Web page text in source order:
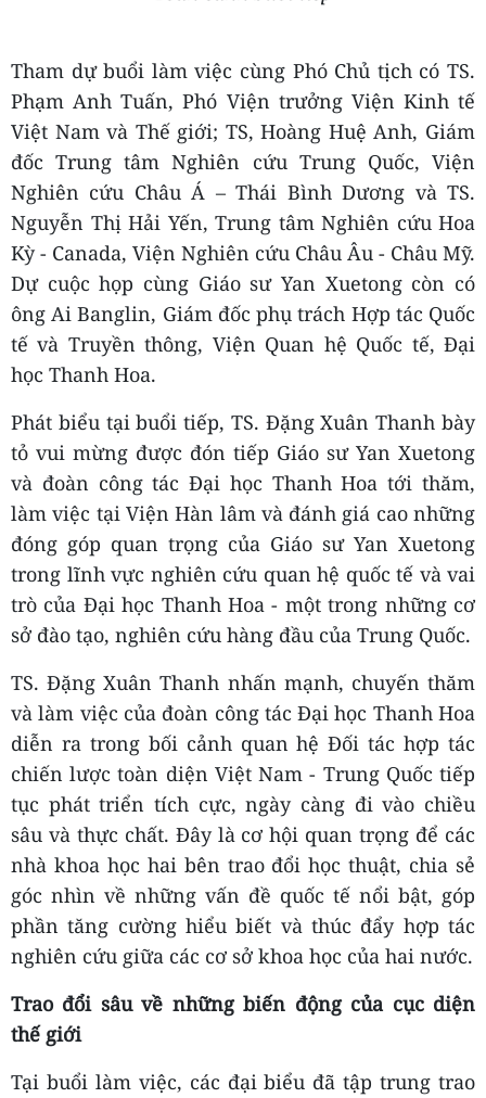
Tham dự buổi làm việc cùng Phó Chủ tịch có TS.
Phạm Anh Tuấn, Phó Viện trưởng Viện Kinh tế
Việt Nam và Thế giới; TS, Hoàng Huệ Anh, Giám
đốc Trung tâm Nghiên cứu Trung Quốc, Viện
Nghiên cứu Châu Á – Thái Bình Dương và TS.
Nguyễn Thị Hải Yến, Trung tâm Nghiên cứu Hoa
Kỳ - Canada, Viện Nghiên cứu Châu Âu - Châu Mỹ.
Dự cuộc họp cùng Giáo sư Yan Xuetong còn có
ông Ai Banglin, Giám đốc phụ trách Hợp tác Quốc
tế và Truyền thông, Viện Quan hệ Quốc tế, Đại
học Thanh Hoa.
Phát biểu tại buổi tiếp, TS. Đặng Xuân Thanh bày
tỏ vui mừng được đón tiếp Giáo sư Yan Xuetong
và đoàn công tác Đại học Thanh Hoa tới thăm,
làm việc tại Viện Hàn lâm và đánh giá cao những
đóng góp quan trọng của Giáo sư Yan Xuetong
trong lĩnh vực nghiên cứu quan hệ quốc tế và vai
trò của Đại học Thanh Hoa - một trong những cơ
sở đào tạo, nghiên cứu hàng đầu của Trung Quốc.
TS. Đặng Xuân Thanh nhấn mạnh, chuyến thăm
và làm việc của đoàn công tác Đại học Thanh Hoa
diễn ra trong bối cảnh quan hệ Đối tác hợp tác
chiến lược toàn diện Việt Nam - Trung Quốc tiếp
tục phát triển tích cực, ngày càng đi vào chiều
sâu và thực chất. Đây là cơ hội quan trọng để các
nhà khoa học hai bên trao đổi học thuật, chia sẻ
góc nhìn về những vấn đề quốc tế nổi bật, góp
phần tăng cường hiểu biết và thúc đẩy hợp tác
nghiên cứu giữa các cơ sở khoa học của hai nước.
Trao đổi sâu về những biến động của cục diện
thế giới
Tại buổi làm việc, các đại biểu đã tập trung trao